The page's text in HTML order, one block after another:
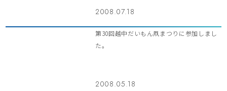
2008.07.18
第30回越中だいもん凧まつりに参加しまし
た。
2008.05.18